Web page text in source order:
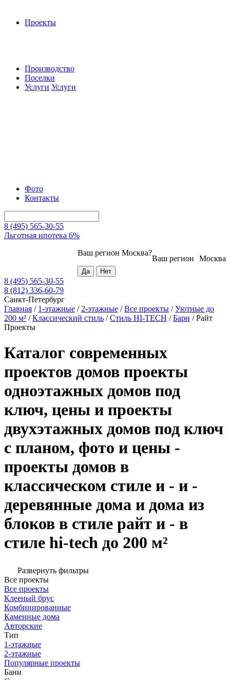
Проекты
Производство
Поселки
Услуги Услуги
Фото
Контакты
8 (495) 565-30-55
Льготная ипотека 6%
Москва
Ваш регион
Ваш регион Москва?
8 (495) 565-30-55
8 (812) 336-60-79
Санкт-Петербург
Главная / 1-этажные / 2-этажные /Все проекты /Уютные до
200 м² /Классический стиль /Стиль HI-TECH /Барн /Райт
Проекты
Каталог современных
проектов домов проекты
одноэтажных домов под
ключ, цены и проекты
двухэтажных домов под ключ
с планом, фото и цены -
проекты домов в
классическом стиле и - и -
деревянные дома и дома из
блоков в стиле райт и - в
стиле hi-tech до 200 м²
Развернуть фильтры
Все проекты
Все проекты
Клееный брус
Комбинированные
Каменные дома
Авторские
Тип
1-этажные
2-этажные
Популярные проекты
Бани